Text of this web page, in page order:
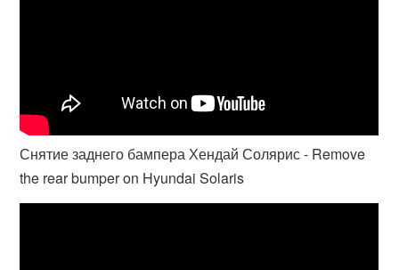
Снятие заднего бампера Хендай Солярис - Remove
the rear bumper on Hyundai Solaris